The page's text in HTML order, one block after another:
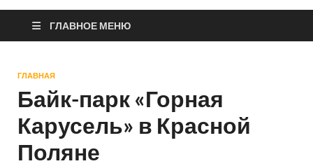
ГЛАВНОЕ МЕНЮ
ГЛАВНАЯ
Байк-парк «Горная
Карусель» в Красной
Поляне